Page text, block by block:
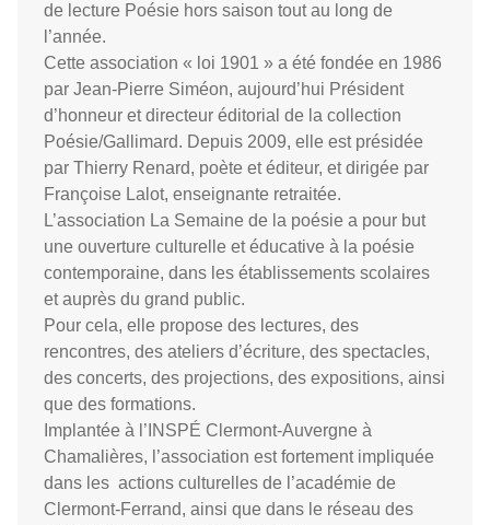
de lecture Poésie hors saison tout au long de
l’année.
Cette association « loi 1901 » a été fondée en 1986
par Jean-Pierre Siméon, aujourd’hui Président
d’honneur et directeur éditorial de la collection
Poésie/Gallimard. Depuis 2009, elle est présidée
par Thierry Renard, poète et éditeur, et dirigée par
Françoise Lalot, enseignante retraitée.
L’association La Semaine de la poésie a pour but
une ouverture culturelle et éducative à la poésie
contemporaine, dans les établissements scolaires
et auprès du grand public.
Pour cela, elle propose des lectures, des
rencontres, des ateliers d’écriture, des spectacles,
des concerts, des projections, des expositions, ainsi
que des formations.
Implantée à l’INSPÉ Clermont-Auvergne à
Chamalières, l’association est fortement impliquée
dans les actions culturelles de l’académie de
Clermont-Ferrand, ainsi que dans le réseau des